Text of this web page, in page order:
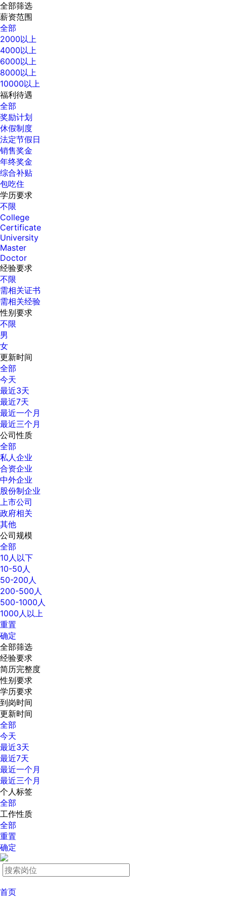
全部筛选
薪资范围
全部
2000以上
4000以上
6000以上
8000以上
10000以上
福利待遇
全部
奖励计划
休假制度
法定节假日
销售奖金
年终奖金
综合补贴
包吃住
学历要求
不限
College
Certificate
University
Master
Doctor
经验要求
不限
需相关证书
需相关经验
性别要求
不限
男
女
更新时间
全部
今天
最近3天
最近7天
最近一个月
最近三个月
公司性质
全部
私人企业
合资企业
中外企业
股份制企业
上市公司
政府相关
其他
公司规模
全部
10人以下
10-50人
50-200人
200-500人
500-1000人
1000人以上
重置
确定
全部筛选
经验要求
简历完整度
性别要求
学历要求
到岗时间
更新时间
全部
今天
最近3天
最近7天
最近一个月
最近三个月
个人标签
全部
工作性质
全部
重置
确定
首页